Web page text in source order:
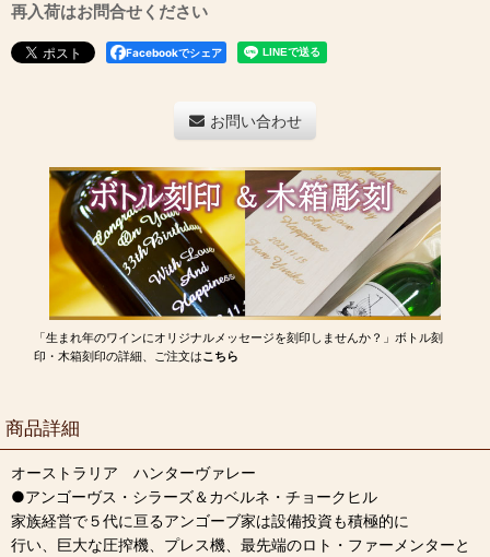
再入荷はお問合せください
Facebookでシェア
お問い合わせ
「生まれ年のワインにオリジナルメッセージを刻印しませんか？」ボトル刻
印・木箱刻印の詳細、ご注文はこちら
商品詳細
オーストラリア ハンターヴァレー
●アンゴーヴス・シラーズ＆カベルネ・チョークヒル
家族経営で５代に亘るアンゴーブ家は設備投資も積極的に
行い、巨大な圧搾機、プレス機、最先端のロト・ファーメンターと